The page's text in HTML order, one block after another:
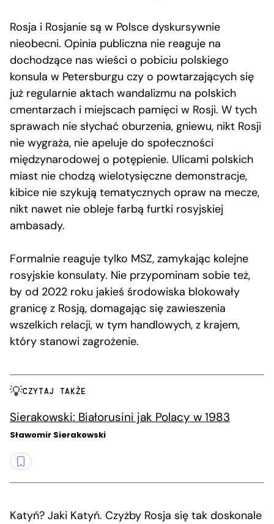
Rosja i Rosjanie są w Polsce dyskursywnie
nieobecni. Opinia publiczna nie reaguje na
dochodzące nas wieści o pobiciu polskiego
konsula w Petersburgu czy o powtarzających się
już regularnie aktach wandalizmu na polskich
cmentarzach i miejscach pamięci w Rosji. W tych
sprawach nie słychać oburzenia, gniewu, nikt Rosji
nie wygraża, nie apeluje do społeczności
międzynarodowej o potępienie. Ulicami polskich
miast nie chodzą wielotysięczne demonstracje,
kibice nie szykują tematycznych opraw na mecze,
nikt nawet nie obleje farbą furtki rosyjskiej
ambasady.
Formalnie reaguje tylko MSZ, zamykając kolejne
rosyjskie konsulaty. Nie przypominam sobie też,
by od 2022 roku jakieś środowiska blokowały
granicę z Rosją, domagając się zawieszenia
wszelkich relacji, w tym handlowych, z krajem,
który stanowi zagrożenie.
CZYTAJ TAKŻE
Sierakowski: Białorusini jak Polacy w 1983
Sławomir Sierakowski
Katyń? Jaki Katyń. Czyżby Rosja się tak doskonale